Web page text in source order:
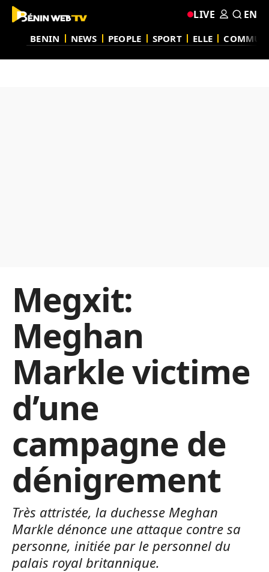
BENIN NEWS PEOPLE SPORT ELLE
LIVE EN
Megxit:
Meghan
Markle victime
d’une
campagne de
dénigrement
Très attristée, la duchesse Meghan
Markle dénonce une attaque contre sa
personne, initiée par le personnel du
palais royal britannique.